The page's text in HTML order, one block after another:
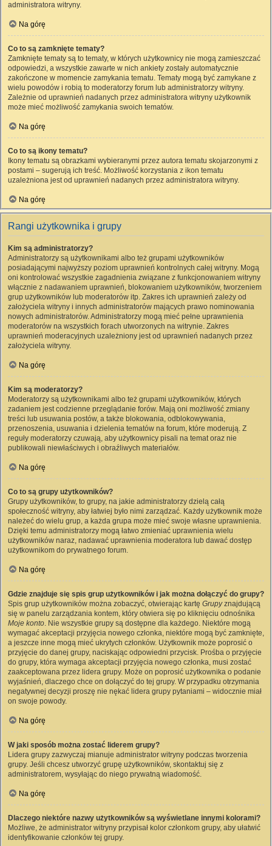
administratora witryny.
Na górę
Co to są zamknięte tematy?
Zamknięte tematy są to tematy, w których użytkownicy nie mogą zamieszczać
odpowiedzi, a wszystkie zawarte w nich ankiety zostały automatycznie
zakończone w momencie zamykania tematu. Tematy mogą być zamykane z
wielu powodów i robią to moderatorzy forum lub administratorzy witryny.
Zależnie od uprawnień nadanych przez administratora witryny użytkownik
może mieć możliwość zamykania swoich tematów.
Na górę
Co to są ikony tematu?
Ikony tematu są obrazkami wybieranymi przez autora tematu skojarzonymi z
postami – sugerują ich treść. Możliwość korzystania z ikon tematu
uzależniona jest od uprawnień nadanych przez administratora witryny.
Na górę
Rangi użytkownika i grupy
Kim są administratorzy?
Administratorzy są użytkownikami albo też grupami użytkowników
posiadającymi najwyższy poziom uprawnień kontrolnych całej witryny. Mogą
oni kontrolować wszystkie zagadnienia związane z funkcjonowaniem witryny
włącznie z nadawaniem uprawnień, blokowaniem użytkowników, tworzeniem
grup użytkowników lub moderatorów itp. Zakres ich uprawnień zależy od
założyciela witryny i innych administratorów mających prawo nominowania
nowych administratorów. Administratorzy mogą mieć pełne uprawnienia
moderatorów na wszystkich forach utworzonych na witrynie. Zakres
uprawnień moderacyjnych uzależniony jest od uprawnień nadanych przez
założyciela witryny.
Na górę
Kim są moderatorzy?
Moderatorzy są użytkownikami albo też grupami użytkowników, których
zadaniem jest codzienne przeglądanie forów. Mają oni możliwość zmiany
treści lub usuwania postów, a także blokowania, odblokowywania,
przenoszenia, usuwania i dzielenia tematów na forum, które moderują. Z
reguły moderatorzy czuwają, aby użytkownicy pisali na temat oraz nie
publikowali niewłaściwych i obraźliwych materiałów.
Na górę
Co to są grupy użytkowników?
Grupy użytkowników, to grupy, na jakie administratorzy dzielą całą
społeczność witryny, aby łatwiej było nimi zarządzać. Każdy użytkownik może
należeć do wielu grup, a każda grupa może mieć swoje własne uprawnienia.
Dzięki temu administratorzy mogą łatwo zmieniać uprawnienia wielu
użytkowników naraz, nadawać uprawnienia moderatora lub dawać dostęp
użytkownikom do prywatnego forum.
Na górę
Gdzie znajduje się spis grup użytkowników i jak można dołączyć do grupy?
Spis grup użytkowników można zobaczyć, otwierając kartę Grupyznajdującą
się w panelu zarządzania kontem, który otwiera się po kliknięciu odnośnika
Moje konto. Nie wszystkie grupy są dostępne dla każdego. Niektóre mogą
wymagać akceptacji przyjęcia nowego członka, niektóre mogą być zamknięte,
a jeszcze inne mogą mieć ukrytych członków. Użytkownik może poprosić o
przyjęcie do danej grupy, naciskając odpowiedni przycisk. Prośba o przyjęcie
do grupy, która wymaga akceptacji przyjęcia nowego członka, musi zostać
zaakceptowana przez lidera grupy. Może on poprosić użytkownika o podanie
wyjaśnień, dlaczego chce on dołączyć do tej grupy. W przypadku otrzymania
negatywnej decyzji proszę nie nękać lidera grupy pytaniami – widocznie miał
on swoje powody.
Na górę
W jaki sposób można zostać liderem grupy?
Lidera grupy zazwyczaj mianuje administrator witryny podczas tworzenia
grupy. Jeśli chcesz utworzyć grupę użytkowników, skontaktuj się z
administratorem, wysyłając do niego prywatną wiadomość.
Na górę
Dlaczego niektóre nazwy użytkowników są wyświetlane innymi kolorami?
Możliwe, że administrator witryny przypisał kolor członkom grupy, aby ułatwić
identyfikowanie członków tej grupy.